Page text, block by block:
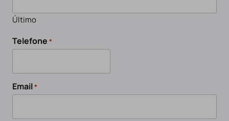
Último
Telefone *
Email*